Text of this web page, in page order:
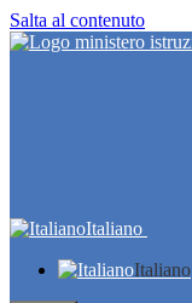
Salta al contenuto
Italiano
Italiano